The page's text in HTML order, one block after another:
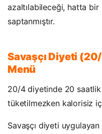
azaltılabileceği, hatta
saptanmıştır.
Savaşçı Diyeti
Menü
20/4 diyetinde 20 saatlik
tüketilmezken kalorisiz
Savaşçı diyeti